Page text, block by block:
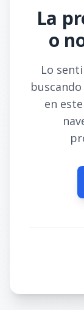
La
o
Lo
en